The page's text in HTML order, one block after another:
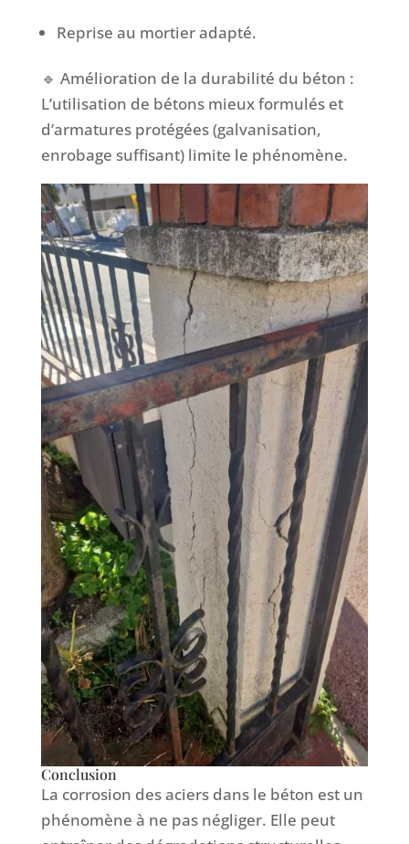
Reprise au mortier adapté.
🔹 Amélioration de la durabilité du béton :
L’utilisation de bétons mieux formulés et
d’armatures protégées (galvanisation,
enrobage suffisant) limite le phénomène.
Conclusion
La corrosion des aciers dans le béton est un
phénomène à ne pas négliger. Elle peut